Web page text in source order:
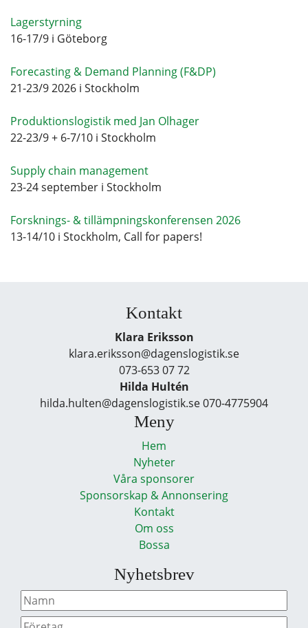
Lagerstyrning
16-17/9 i Göteborg
Forecasting & Demand Planning (F&DP)
21-23/9 2026 i Stockholm
Produktionslogistik med Jan Olhager
22-23/9 + 6-7/10 i Stockholm
Supply chain management
23-24 september i Stockholm
Forsknings- & tillämpningskonferensen 2026
13-14/10 i Stockholm, Call for papers!
Kontakt
Klara Eriksson
klara.eriksson@dagenslogistik.se
073-653 07 72
Hilda Hultén
hilda.hulten@dagenslogistik.se 070-4775904
Meny
Hem
Nyheter
Våra sponsorer
Sponsorskap & Annonsering
Kontakt
Om oss
Bossa
Nyhetsbrev